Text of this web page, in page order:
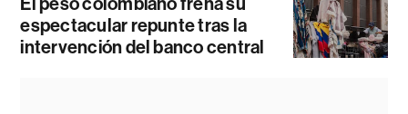
espectacular repunte tras la
intervención del banco central